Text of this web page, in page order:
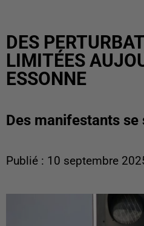
DES
LIMITÉES
ESSONNE
Des manifestants se
Publié : 10 septembre